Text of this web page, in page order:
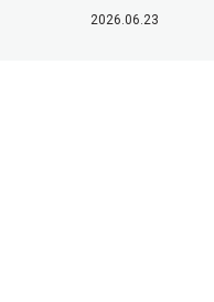
2026.06.23